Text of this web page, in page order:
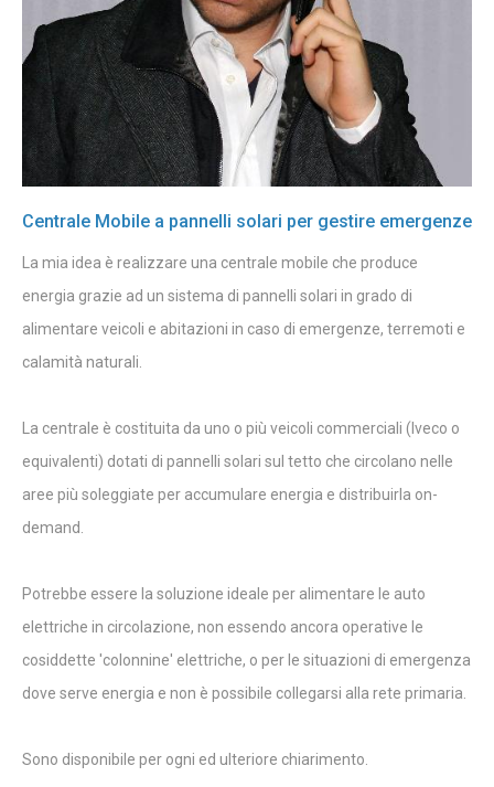
Centrale Mobile a pannelli solari per gestire emergenze
La mia idea è realizzare una centrale mobile che produce
energia grazie ad un sistema di pannelli solari in grado di
alimentare veicoli e abitazioni in caso di emergenze, terremoti e
calamità naturali.
La centrale è costituita da uno o più veicoli commerciali (Iveco o
equivalenti) dotati di pannelli solari sul tetto che circolano nelle
aree più soleggiate per accumulare energia e distribuirla on-
demand.
Potrebbe essere la soluzione ideale per alimentare le auto
elettriche in circolazione, non essendo ancora operative le
cosiddette 'colonnine' elettriche, o per le situazioni di emergenza
dove serve energia e non è possibile collegarsi alla rete primaria.
Sono disponibile per ogni ed ulteriore chiarimento.